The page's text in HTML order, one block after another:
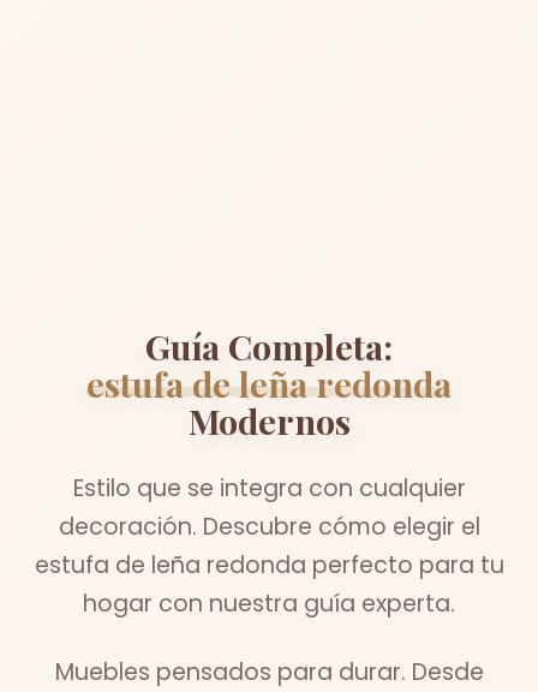
Guía Completa:
estufa de leña redonda
Modernos
Estilo que se integra con cualquier
decoración. Descubre cómo elegir el
estufa de leña redonda perfecto para tu
hogar con nuestra guía experta.
Muebles pensados para durar. Desde